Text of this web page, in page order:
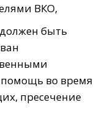
ВКО,
быть
во время
пресечение